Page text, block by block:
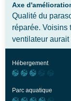
Axe
Qualité du
réparée. Voisins
ventilateur aurait
Hébergement
Parc aquatique